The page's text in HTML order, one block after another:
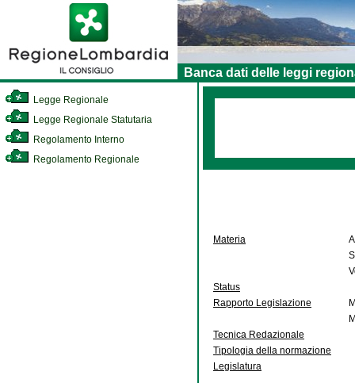
Banca dati delle leggi
Legge Regionale
Legge Regionale Statutaria
Regolamento Interno
Regolamento Regionale
Materia
Status
Rapporto Legislazione
Tecnica Redazionale
Tipologia della normazione
Legislatura